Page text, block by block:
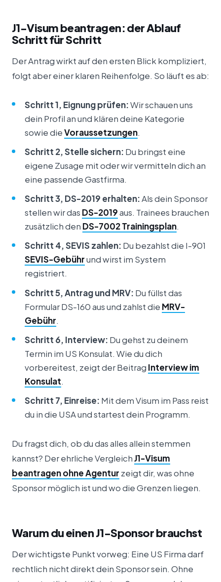
J1-Visum beantragen: der Ablauf
Schritt für Schritt
Der Antrag wirkt auf den ersten Blick kompliziert,
folgt aber einer klaren Reihenfolge. So läuft es ab:
Schritt 1, Eignung prüfen:Wir schauen uns
dein Profil an und klären deine Kategorie
sowie dieVoraussetzungen.
Schritt 2, Stelle sichern: Du bringst eine
eigene Zusage mit oder wir vermitteln dich an
eine passende Gastfirma.
Schritt 3, DS-2019 erhalten:Als dein Sponsor
stellen wir das DS-2019aus. Trainees brauchen
zusätzlich den DS-7002 Trainingsplan.
Schritt 4, SEVIS zahlen: Du bezahlst die I-901
SEVIS-Gebührund wirst im System
registriert.
Schritt 5, Antrag und MRV: Du füllst das
Formular DS-160 aus und zahlst die MRV-
Gebühr.
Schritt 6, Interview: Du gehst zu deinem
Termin im US Konsulat. Wie du dich
vorbereitest, zeigt der Beitrag Interview im
Konsulat.
Schritt 7, Einreise: Mit dem Visum im Pass reist
du in die USA und startest dein Programm.
Du fragst dich, ob du das alles allein stemmen
kannst? Der ehrliche VergleichJ1-Visum
beantragen ohne Agentur zeigt dir, was ohne
Sponsor möglich ist und wo die Grenzen liegen.
Warum du einen J1-Sponsor brauchst
Der wichtigste Punkt vorweg: Eine US Firma darf
rechtlich nicht direkt dein Sponsor sein. Ohne